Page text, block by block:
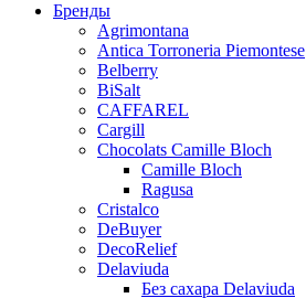
Бренды
Agrimontana
Antica Torroneria Piemontese
Belberry
BiSalt
CAFFAREL
Cargill
Chocolats Camille Bloch
Camille Bloch
Ragusa
Cristalco
DeBuyer
DecoRelief
Delaviuda
Без сахара Delaviuda